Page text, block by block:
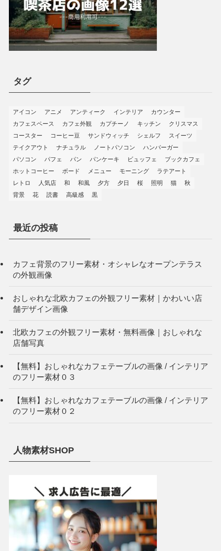
タグ
アイコン アニメ アンティーク インテリア
カウンター
カフェスペース
カフェ外観 カプチーノ キッチン
クリスマス
コースター
コーヒー豆 サンドウィッチ シェルフ
スイーツ
テイクアウト
ナチュラル ノートパソコン
ハンバーガー
パソコン
パフェ パン パンケーキ ビュッフェ
ブックカフェ
ホットコーヒー
ボード メニュー モーニング
ラテアート
レトロ
人気店 和 和風 夕方 夕日 桜 照明 猫
秋
背景
花 読書 高級感 黒
最近の投稿
カフェ背景のフリー素材・オシャレなオープンテラス
の外観画像
おしゃれな北欧カフェの外観フリー素材｜かわいい店
舗デザイン画像
北欧カフェの外観フリー素材・無料画像｜おしゃれな
店舗写真
【無料】おしゃれなカフェテーブルの画像 / インテリア
のフリー素材０３
【無料】おしゃれなカフェテーブルの画像 / インテリア
のフリー素材０２
人物素材SHOP